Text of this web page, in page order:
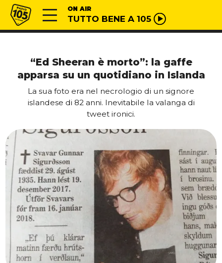
Vai al contenuto
Radio 105 ON AIR
TUTTO BENE A 105
“Ed Sheeran è morto”: la gaffe
apparsa su un quotidiano in Islanda
La sua foto era nel necrologio di un signore
islandese di 82 anni. Inevitabile la valanga di
tweet ironici.